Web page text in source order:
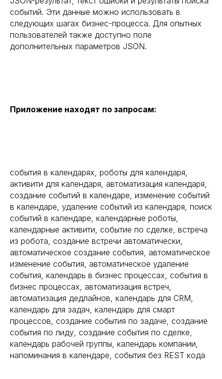
событий. Эти данные можно использовать в
следующих шагах бизнес-процесса. Для опытных
пользователей также доступно поле
дополнительных параметров JSON.
Приложение находят по запросам:
события в календарях, роботы для календаря,
активити для календаря, автоматизация календаря,
создание событий в календаре, изменение событий
в календаре, удаление событий из календаря, поиск
событий в календаре, календарные роботы,
календарные активити, событие по сделке, встреча
из робота, создание встречи автоматически,
автоматическое создание события, автоматическое
изменение события, автоматическое удаление
события, календарь в бизнес процессах, события в
бизнес процессах, автоматизация встреч,
автоматизация дедлайнов, календарь для CRM,
календарь для задач, календарь для смарт
процессов, создание события по задаче, создание
события по лиду, создание события по сделке,
календарь рабочей группы, календарь компании,
напоминания в календаре, события без REST кода
Рейтинг наYell.ru.